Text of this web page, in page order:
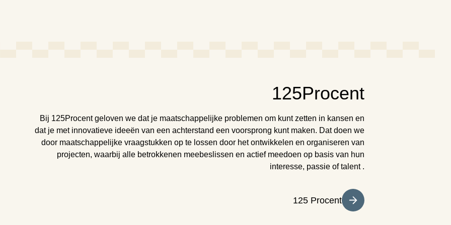
125Procent
Bij 125Procent geloven we dat je maatschappelijke problemen om kunt zetten in kansen en
dat je met innovatieve ideeën van een achterstand een voorsprong kunt maken. Dat doen we
door maatschappelijke vraagstukken op te lossen door het ontwikkelen en organiseren van
projecten, waarbij alle betrokkenen meebeslissen en actief meedoen op basis van hun
interesse, passie of talent .
125 Procent(opent
in